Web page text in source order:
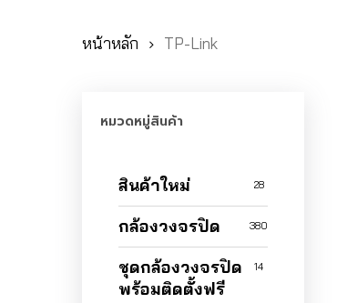
หน้าหลัก TP-Link
หมวดหมู่สินค้า
สินค้าใหม่ 28
กล้องวงจรปิด 380
ชุดกล้องวงจรปิด
พร้อมติดตั้งฟรี
14